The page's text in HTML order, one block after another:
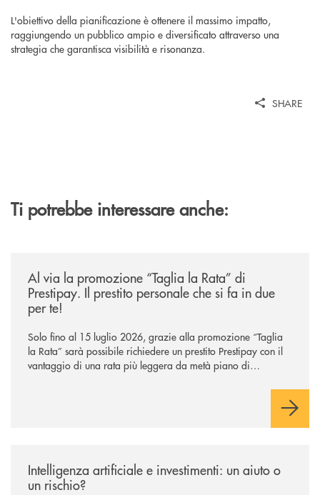
L'obiettivo della pianificazione è ottenere il massimo impatto,
raggiungendo un pubblico ampio e diversificato attraverso una
strategia che garantisca visibilità e risonanza.
SHARE
Ti potrebbe interessare anche:
Al via la promozione “Taglia la Rata” di
Prestipay. Il prestito personale che si fa in due
per te!
Solo fino al 15 luglio 2026, grazie alla promozione “Taglia
la Rata” sarà possibile richiedere un prestito Prestipay con il
vantaggio di una rata più leggera da metà piano di
Intelligenza artificiale e investimenti: un aiuto o
un rischio?